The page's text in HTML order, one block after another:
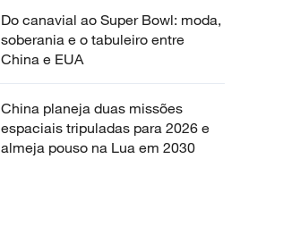
Do canavial ao Super Bowl: moda,
soberania e o tabuleiro entre
China e EUA
China planeja duas missões
espaciais tripuladas para 2026 e
almeja pouso na Lua em 2030